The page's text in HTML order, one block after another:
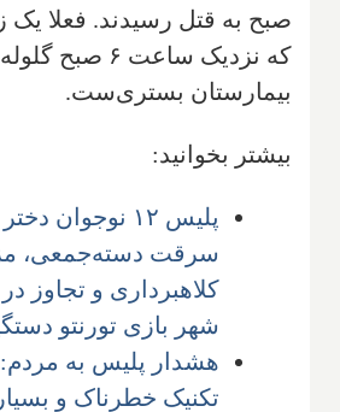
که نزدیک ساعت ۶
بیمارستان بستری‌ست.
بیشتر بخوانید:
پلیس ۱۲ نوجوان
سرقت دسته‌جمعی،
کلاهبرداری و تجاوز
شهر بازی تورنتو
هشدار پلیس به
تکنیک خطرناک و